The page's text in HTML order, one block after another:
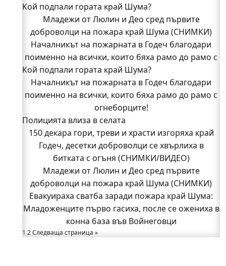
Кой подпали гората край Шума?
Младежи от Люлин и Део сред първите
доброволци на пожара край Шума (СНИМКИ)
Началникът на пожарната в Годеч благодари
поименно на всички, които бяха рамо до рамо с
огнеборците!
150 декара гори, треви и храсти изгоряха край
Годеч, десетки доброволци се хвърлиха в
битката с огъня (СНИМКИ/ВИДЕО)
Полицията влиза в селата
Възможни са прекъсвания на тока утре в части
от община Годеч
Какво накара Яна и Станимир да изберат Годеч
пред живота в чужбина? (ВИДЕО)
Родов оброк събра поколения под старата круша
в Букоровци, гостите опитаха вкуса на Годеч
(ВИДЕО)
Вижте как Шумският манастир възкръсна за нов
живот пред очите на цяла България
Кой подпали гората край Шума?
Началникът на пожарната в Годеч благодари
поименно на всички, които бяха рамо до рамо с
огнеборците!
Полицията влиза в селата
150 декара гори, треви и храсти изгоряха край
Годеч, десетки доброволци се хвърлиха в
битката с огъня (СНИМКИ/ВИДЕО)
Младежи от Люлин и Део сред първите
доброволци на пожара край Шума (СНИМКИ)
Евакуираха сватба заради пожара край Шума:
Младоженците първо гасиха, после се ожениха в
конна база във Войнеговци
1 2Следваща страница »